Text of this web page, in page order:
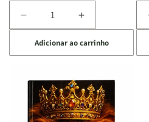
Diminuir
a
quantidade
de
com
Mulheres
Aumentar
a
quantidade
de
com
as
Mulheres
Adicionar ao carrinho